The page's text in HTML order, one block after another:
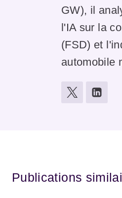
GW), il
l'IA sur la
(FSD) et
automobile
Publications